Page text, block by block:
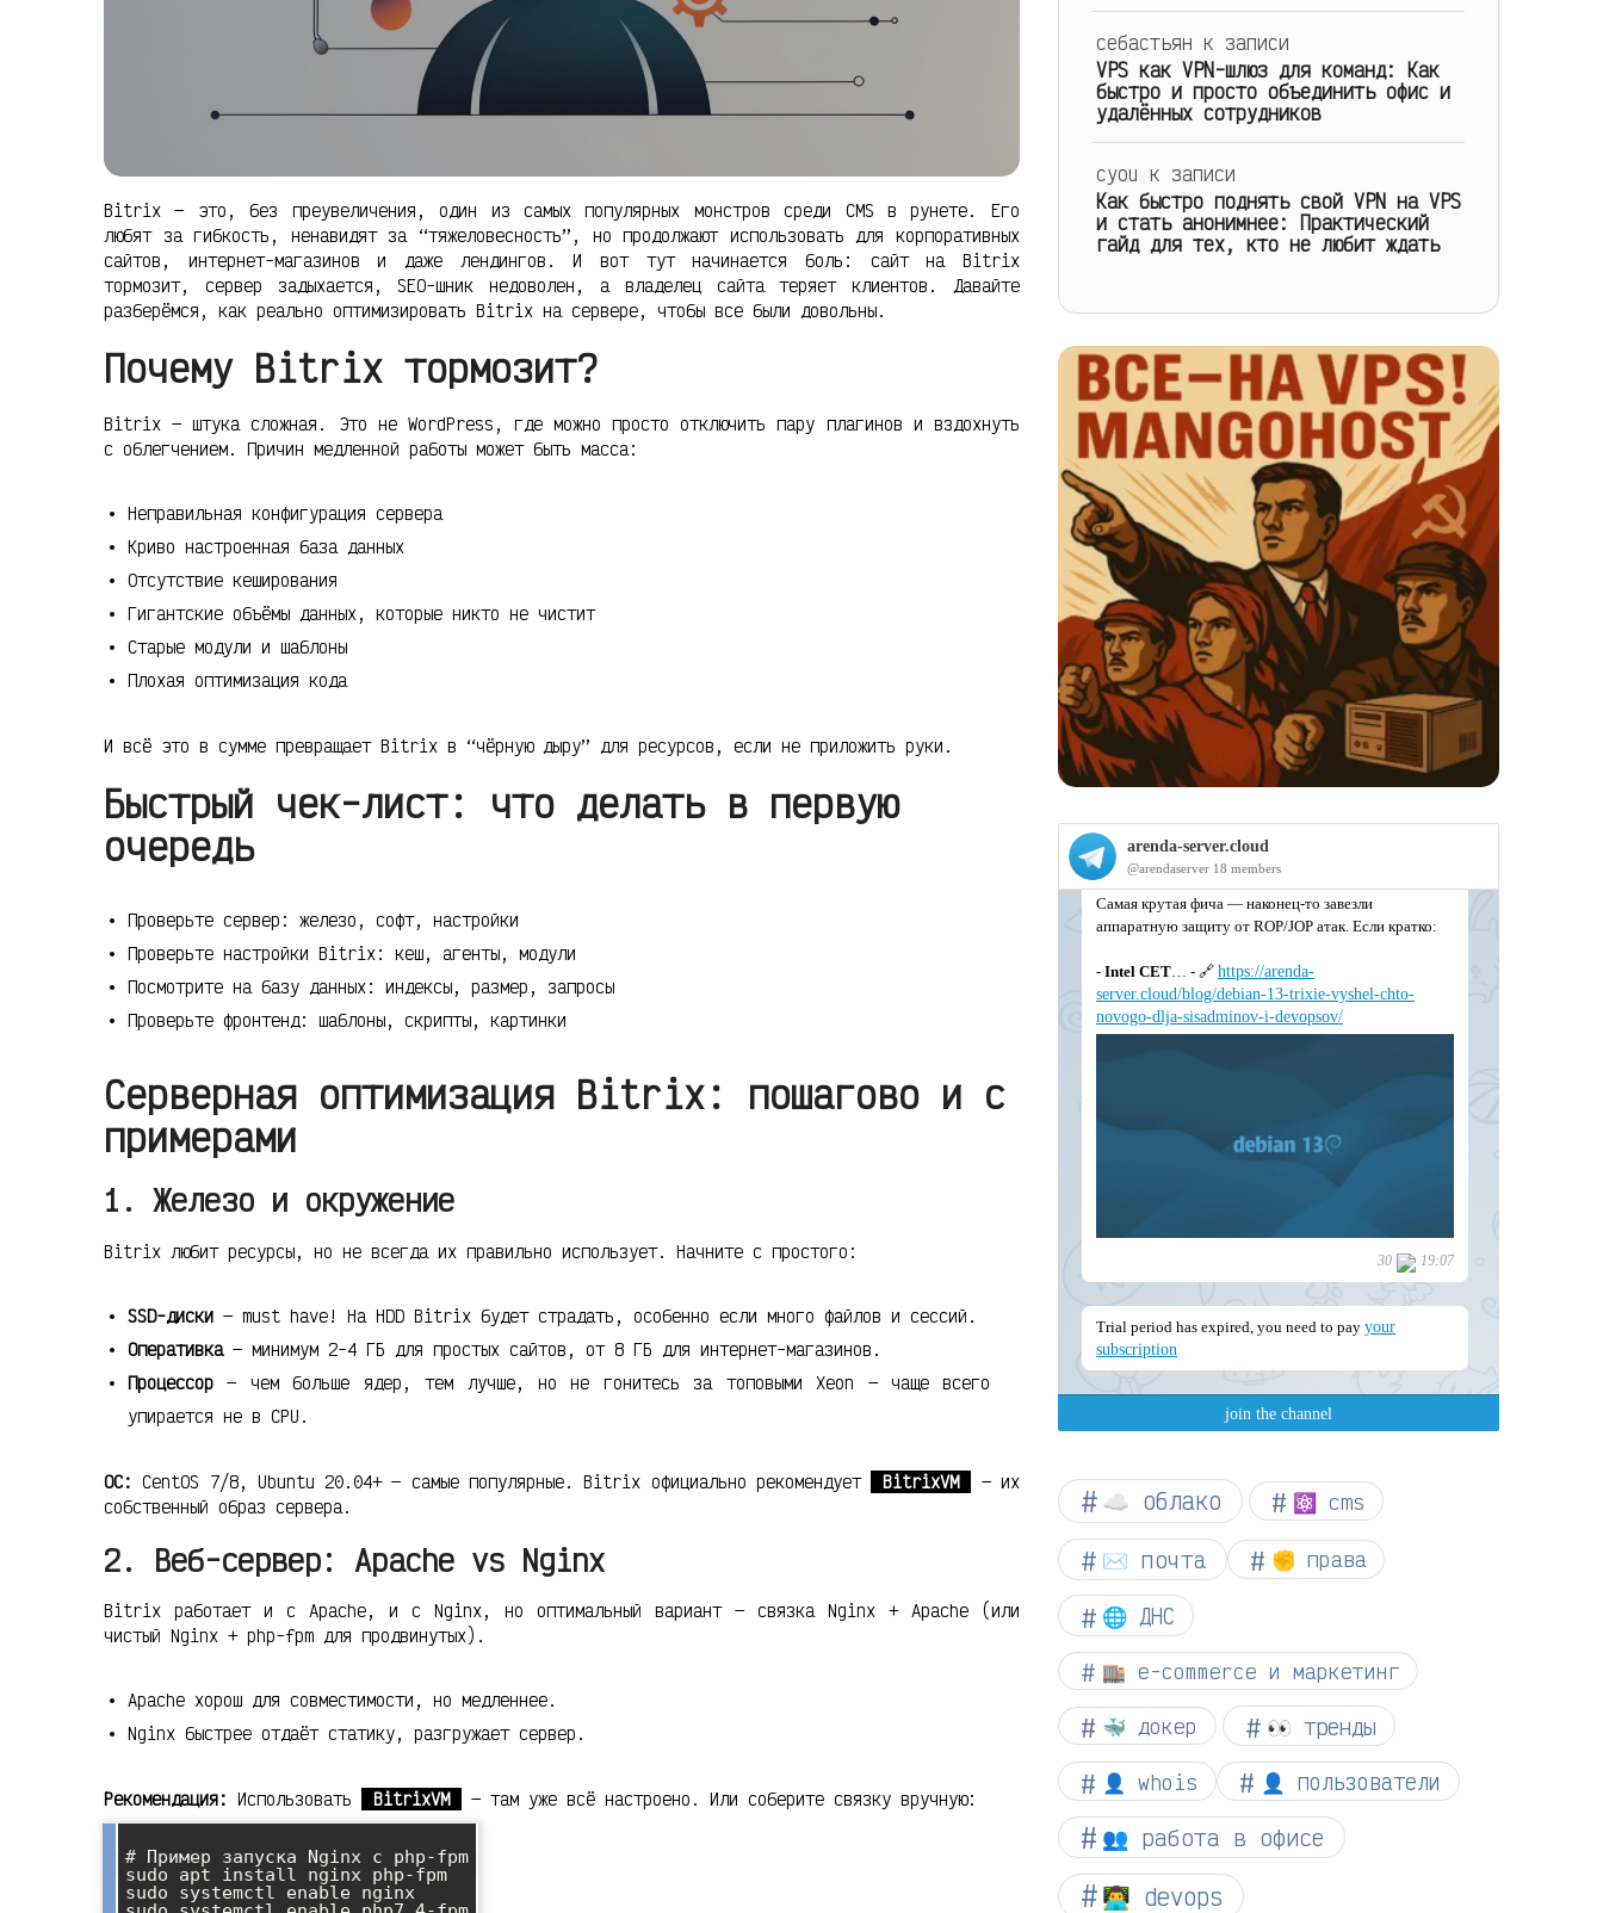
Bitrix — это, без преувеличения, один из самых популярных монстров среди CMS в рунете. Его
любят за гибкость, ненавидят за “тяжеловесность”, но продолжают использовать для корпоративных
сайтов, интернет-магазинов и даже лендингов. И вот тут начинается боль: сайт на Bitrix
тормозит, сервер задыхается, SEO-шник недоволен, а владелец сайта теряет клиентов. Давайте
разберёмся, как реально оптимизировать Bitrix на сервере, чтобы все были довольны.
Почему Bitrix тормозит?
Bitrix — штука сложная. Это не WordPress, где можно просто отключить пару плагинов и вздохнуть
с облегчением. Причин медленной работы может быть масса:
Неправильная конфигурация сервера
Криво настроенная база данных
Отсутствие кеширования
Гигантские объёмы данных, которые никто не чистит
Старые модули и шаблоны
Плохая оптимизация кода
И всё это в сумме превращает Bitrix в “чёрную дыру” для ресурсов, если не приложить руки.
Быстрый чек-лист: что делать в первую
очередь
Проверьте сервер: железо, софт, настройки
Проверьте настройки Bitrix: кеш, агенты, модули
Посмотрите на базу данных: индексы, размер, запросы
Проверьте фронтенд: шаблоны, скрипты, картинки
Серверная оптимизация Bitrix: пошагово и с
примерами
1. Железо и окружение
Bitrix любит ресурсы, но не всегда их правильно использует. Начните с простого:
SSD-диски — must have! На HDD Bitrix будет страдать, особенно если много файлов и сессий.
Оперативка— минимум 2-4 ГБ для простых сайтов, от 8 ГБ для интернет-магазинов.
Процессор — чем больше ядер, тем лучше, но не гонитесь за топовыми Xeon — чаще всего
упирается не в CPU.
ОС: CentOS 7/8, Ubuntu 20.04+ — самые популярные. Bitrix официально рекомендует BitrixVM
— их
собственный образ сервера.
2. Веб-сервер: Apache vs Nginx
Bitrix работает и с Apache, и с Nginx, но оптимальный вариант — связка Nginx + Apache (или
чистый Nginx + php-fpm для продвинутых).
Apache хорош для совместимости, но медленнее.
Nginx быстрее отдаёт статику, разгружает сервер.
Рекомендация: Использовать BitrixVM — там уже всё настроено. Или соберите связку вручную:
# Пример запуска Nginx с php-fpm
sudo apt install nginx php-fpm
sudo systemctl enable nginx
себастьян к записи
VPS как VPN-шлюз для команд: Как
быстро и просто объединить офис и
удалённых сотрудников
cyou к записи
Как быстро поднять свой VPN на VPS
и стать анонимнее: Практический
гайд для тех, кто не любит ждать
☁︎ облако ⚛ cms
✉️ почта ✊ права
🌐 ДНС
🏬 e-commerce и маркетинг
🐳 докер 👀 тренды
👤 whois 👤 пользователи
👥 работа в офисе
👨‍💻 devops